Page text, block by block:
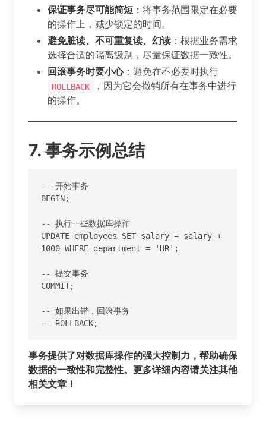
保证事务尽可能简短 ：将事务范围限定在必要
的操作上，减少锁定的时间。
避免脏读、不可重复读、幻读 ：根据业务需求
选择合适的隔离级别，尽量保证数据一致性。
回滚事务时要小心：避免在不必要时执行
ROLLBACK
，因为它会撤销所有在事务中进行
的操作。
7. 事务示例总结
-- 开始事务
BEGIN;
-- 执行一些数据库操作
UPDATE employees SET salary = salary +
1000 WHERE department = 'HR';
-- 提交事务
COMMIT;
-- 如果出错，回滚事务
-- ROLLBACK;
事务提供了对数据库操作的强大控制力，帮助确保
数据的一致性和完整性。更多详细内容请关注其他
相关文章！